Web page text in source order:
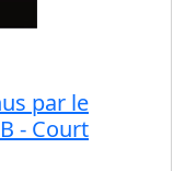
par le
- Court